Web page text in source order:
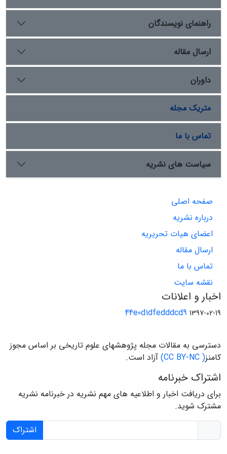
راهنمای نویسندگان
ارسال مقاله
داوران
متریک مجله
تماس با ما
سیاست های نشریه
صفحه اصلی
درباره نشریه
اعضای هیات تحریریه
ارسال مقاله
تماس با ما
نقشه سایت
اخبار و اعلانات
44e0d1dfedddcd9 1397-02-19
دسترسی به مقالات مجله پژوهشهای علوم تاریخی بر اساس مجوز
کامنز( CC BY-NC) آزاد است.
اشتراک خبرنامه
برای دریافت اخبار و اطلاعیه های مهم نشریه در خبرنامه نشریه
مشترک شوید.
اشتراک